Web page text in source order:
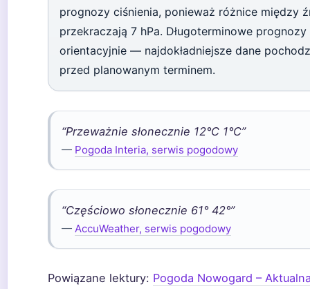
prognozy ciśnienia, ponieważ różnice między
przekraczają 7 hPa. Długoterminowe
orientacyjnie — najdokładniejsze dane
przed planowanym terminem.
“Przeważnie słonecznie 12°C 1°C”
— Pogoda Interia, serwis pogodowy
“Częściowo słonecznie 61° 42°”
— AccuWeather, serwis pogodowy
Powiązane lektury: Pogoda Nowogard –